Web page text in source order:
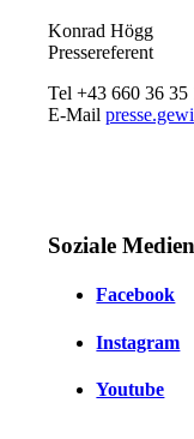
Konrad Högg
Pressereferent
Tel +43 660 36 35
E-Mail
Soziale Medien
Facebook
Instagram
Youtube